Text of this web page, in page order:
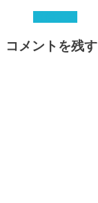
コメントを残す